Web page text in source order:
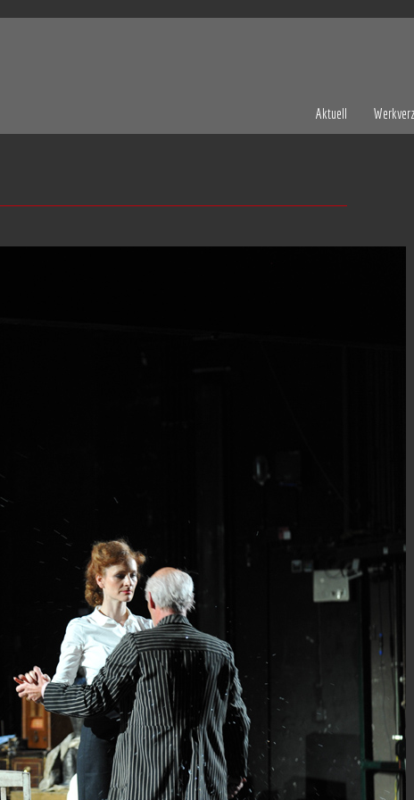
Aktuell